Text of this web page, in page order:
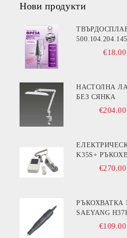
Нови продукти
€18.00
НАСТОЛНА
БЕЗ СЯНКА
€204.00
K35S+ РЪКОХВАТКА
ОБОРОТА€270.00
РЪКОХВАТКА MARATHON
SAEYANG
€109.00